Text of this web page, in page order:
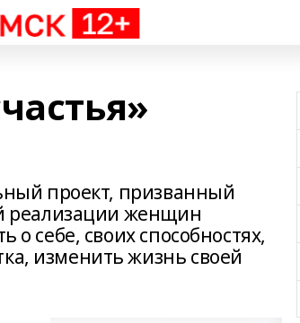
проект, призванный
реализации женщин
себе, своих способностях,
изменить жизнь своей